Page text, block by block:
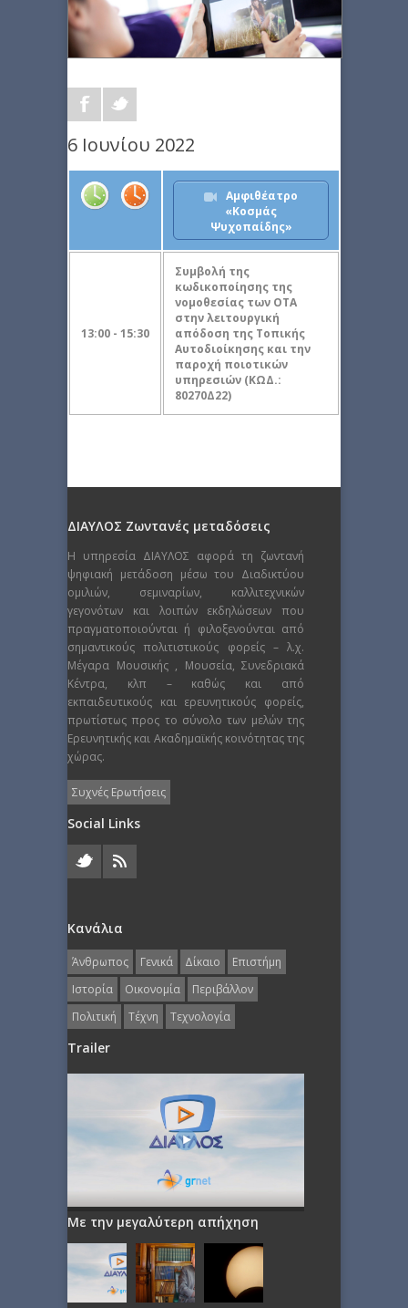
6 Ιουνίου 2022
Αμφιθέατρο
«Κοσμάς
Ψυχοπαίδης»
13:00 - 15:30
Συμβολή της
κωδικοποίησης της
νομοθεσίας των ΟΤΑ
στην λειτουργική
απόδοση της Τοπικής
Αυτοδιοίκησης και την
παροχή ποιοτικών
υπηρεσιών (ΚΩΔ.:
80270Δ22)
ΔΙΑΥΛΟΣ Ζωντανές μεταδόσεις
Η υπηρεσία ΔΙΑΥΛΟΣ αφορά τη ζωντανή
ψηφιακή μετάδοση μέσω του Διαδικτύου
ομιλιών, σεμιναρίων, καλλιτεχνικών
γεγονότων και λοιπών εκδηλώσεων που
πραγματοποιούνται ή φιλοξενούνται από
σημαντικούς πολιτιστικούς φορείς – λ.χ.
Μέγαρα Μουσικής , Μουσεία, Συνεδριακά
Κέντρα, κλπ – καθώς και από
εκπαιδευτικούς και ερευνητικούς φορείς,
πρωτίστως προς το σύνολο των μελών της
Ερευνητικής και Ακαδημαϊκής κοινότητας της
χώρας.
Συχνές Ερωτήσεις
Social Links
Κανάλια
Άνθρωπος Γενικά Δίκαιο
Επιστήμη
Ιστορία
Οικονομία
Περιβάλλον
Πολιτική
Τέχνη Τεχνολογία
Trailer
Με την μεγαλύτερη απήχηση